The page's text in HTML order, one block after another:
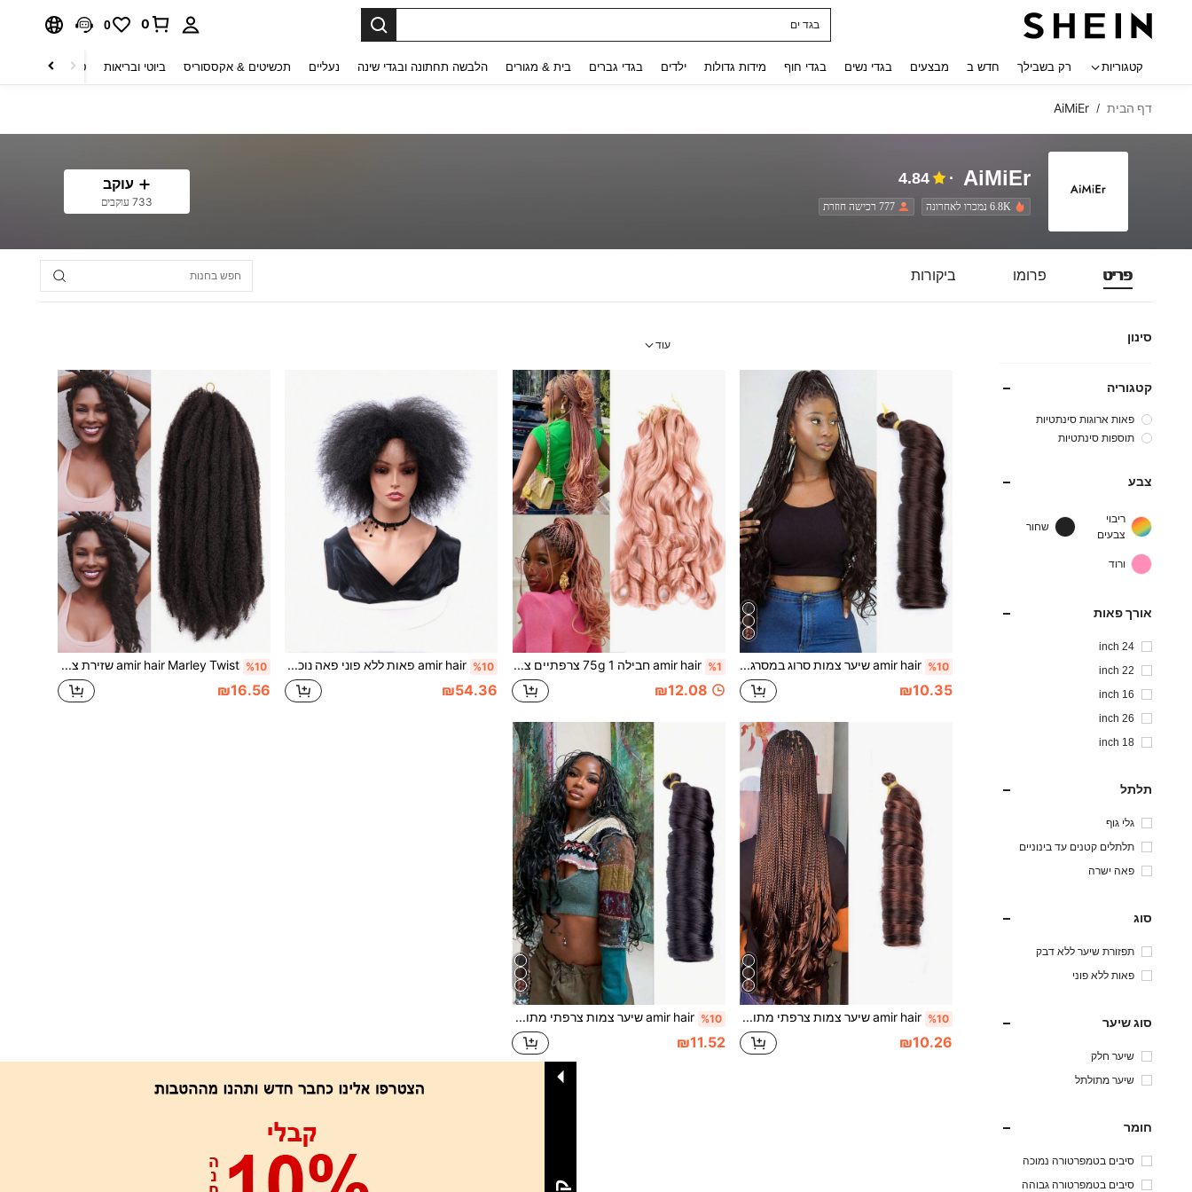
בגד ים
0
0
קטגוריות רק בשבילך חדש ב מבצעים בגדי נשים בגדי חוף מידות גדולות ילדים בגדי גברים בית & מגורים הלבשה תחתונה ובגדי שינה נעליים תכשיטים & אקססוריס ביוטי ובריאות טקסטיל לבית
דף הבית /
AiMiEr
AiMiEr
4.84
6.8K נמכרו לאחרונה 777 רכישה חוזרת
עוקב
733 עוקבים
פריט פרומו ביקורות
סינון
קטגוריה
פאות ארוגות סינתטיות
תוספות סינתטיות
צבע
ריבוי
צבעים
שחור
ורוד
אורך פאות
24 inch
22 inch
16 inch
26 inch
18 inch
תלתל
גלי גוף
תלתלים קטנים עד בינוניים
פאה ישרה
סוג
תפזורת שיער ללא דבק
פאות ללא פוני
סוג שיער
שיער חלק
שיער מתולתל
חומר
סיבים בטמפרטורה נמוכה
סיבים בטמפרטורה גבוהה
עוד
%10 amir hair שיער צמות סרוג במסרגה אחת בסגנון צרפתי 24 אינץ', תוספות שיער סינתטיות גליות ורכות בסגנון ספירלי, 75 גרם
₪10.35
%1 amir hair חבילה 1 75g צרפתיים צמות גלים משוחררים קליעת צמות תוספות שיער סריגה שיער לנשים
₪12.08
%10 amir hair פאות ללא פוני פאה נוכרית
₪54.36
%10 amir hair Marley Twist שזירת צמות שיער 18 אינץ' Marley Twist שיער ארוך Twist אפרו Kinky Curly Twist שיער סינטטי תוספות שיער מארלי
₪16.56
%10 amir hair שיער צמות צרפתי מתולתל במסרגה אחת באורך 60 ס"מ, תלתלים ספירליים גליים ורכים, מתאים לפאות סינתטיות ותוספות שיער, 75 גרם אחד
₪10.26
%10 amir hair שיער צמות צרפתי מתולתל במסרגה אחת באורך 60 ס"מ, תלתלים ספירליים גליים ורכים, מתאים לפאות סינתטיות ותוספות שיער, 75 גרם אחד
₪11.52